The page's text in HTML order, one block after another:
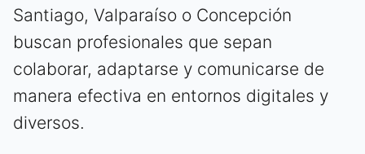
Santiago, Valparaíso o Concepción
buscan profesionales que sepan
colaborar, adaptarse y comunicarse de
manera efectiva en entornos digitales y
diversos.